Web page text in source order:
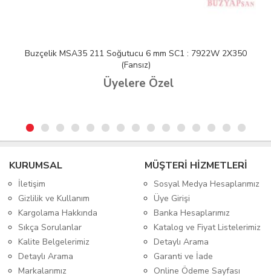
Buzçelik MSA35 211 Soğutucu 6 mm SC1 : 7922W 2X350
(Fansız)
Üyelere Özel
KURUMSAL
İletişim
Gizlilik ve Kullanım
Kargolama Hakkında
Sıkça Sorulanlar
Kalite Belgelerimiz
Detaylı Arama
Markalarımız
MÜŞTERİ HİZMETLERİ
Sosyal Medya Hesaplarımız
Üye Girişi
Banka Hesaplarımız
Katalog ve Fiyat Listelerimiz
Detaylı Arama
Garanti ve İade
Online Ödeme Sayfası